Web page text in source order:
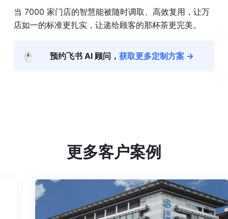
当 7000 家门店的智慧能被随时调取、高效复用，让万
店如一的标准更扎实，让递给顾客的那杯茶更完美。
🖱️ 预约飞书 AI 顾问， 获取更多定制方案 →
更多客户案例